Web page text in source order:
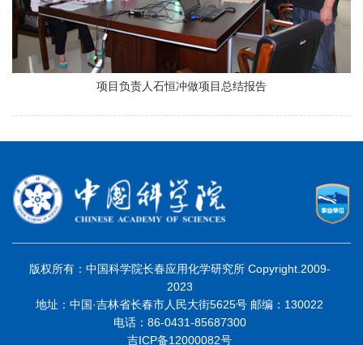
项目负责人石恒冲做项目总结报告
版权所有：中国科学院长春应用化学研究所 Copyright.2009-
2023
地址：中国·吉林省长春市人民大街5625号 邮编：130022
电话：86-0431-85687300
吉ICP备12000082号